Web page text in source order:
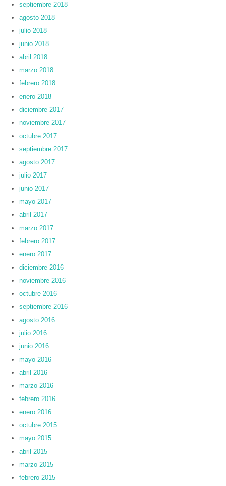
septiembre 2018
agosto 2018
julio 2018
junio 2018
abril 2018
marzo 2018
febrero 2018
enero 2018
diciembre 2017
noviembre 2017
octubre 2017
septiembre 2017
agosto 2017
julio 2017
junio 2017
mayo 2017
abril 2017
marzo 2017
febrero 2017
enero 2017
diciembre 2016
noviembre 2016
octubre 2016
septiembre 2016
agosto 2016
julio 2016
junio 2016
mayo 2016
abril 2016
marzo 2016
febrero 2016
enero 2016
octubre 2015
mayo 2015
abril 2015
marzo 2015
febrero 2015